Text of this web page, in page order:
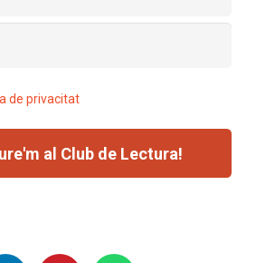
de privacitat